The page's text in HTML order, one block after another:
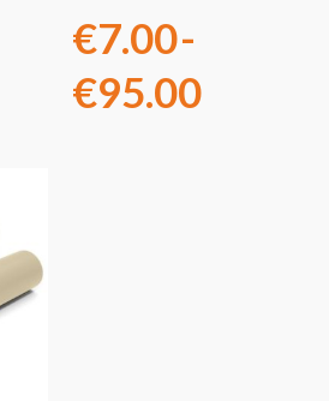
€7.00-
€95.00